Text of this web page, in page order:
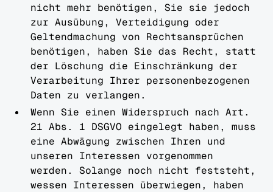
nicht mehr benötigen, Sie sie jedoch
zur Ausübung, Verteidigung oder
Geltendmachung von Rechtsansprüchen
benötigen, haben Sie das Recht, statt
der Löschung die Einschränkung der
Verarbeitung Ihrer personenbezogenen
Daten zu verlangen.
Wenn Sie einen Widerspruch nach Art.
21 Abs. 1 DSGVO eingelegt haben, muss
eine Abwägung zwischen Ihren und
unseren Interessen vorgenommen
werden. Solange noch nicht feststeht,
wessen Interessen überwiegen, haben